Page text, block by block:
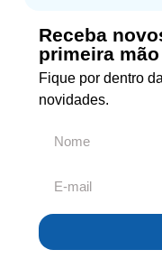
Receba
primeira mão
Fique por dentro
novidades.